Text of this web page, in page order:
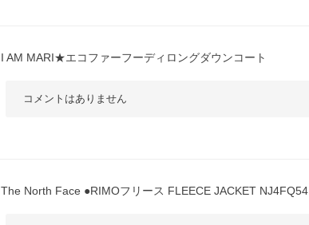
I AM MARI★エコファーフーディロングダウンコート
コメントはありません
The North Face ●RIMOフリース FLEECE JACKET NJ4FQ54